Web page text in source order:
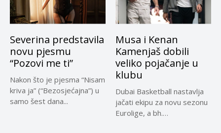
Severina predstavila
novu pjesmu
“Pozovi me ti”
Nakon što je pjesma “Nisam
kriva ja” (“Bezosjećajna”) u
samo šest dana...
Musa i Kenan
Kamenjaš dobili
veliko pojačanje u
klubu
Dubai Basketball nastavlja
jačati ekipu za novu sezonu
Eurolige, a bh.